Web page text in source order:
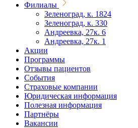
Филиалы
Зеленоград, к. 1824
Зеленоград, к. 330
Андреевка, 27к. 6
Андреевка, 27к. 1
Акции
Программы
Отзывы пациентов
События
Страховые компании
Юридическая информация
Полезная информация
Партнёры
Вакансии